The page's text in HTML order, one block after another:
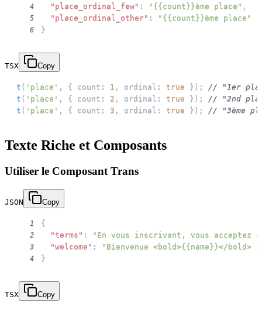
4 "place_ordinal_few" : "{{count}}ème place" ,
5 "place_ordinal_other" : "{{count}}ème place"
6 }
TSX Copy
t ( 'place' , { count : 1 , ordinal : true } ) ;
// "1er
t ( 'place' , { count : 2 , ordinal : true } ) ;
// "2nd
t ( 'place' , { count : 3 , ordinal : true } ) ; // "3ème
Texte Riche et Composants
Utiliser le Composant Trans
JSON Copy
1 {
2 "terms" : "En vous inscrivant, vous
3 "welcome" : "Bienvenue <bold>{{name}}</
4 }
TSX Copy